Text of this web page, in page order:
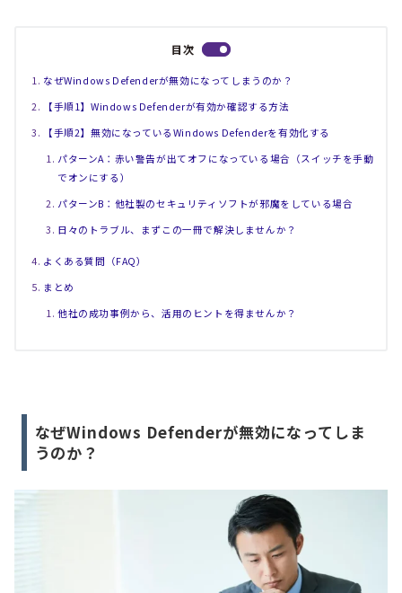
目次
なぜWindows Defenderが無効になってしまうのか？
【手順1】Windows Defenderが有効か確認する方法
【手順2】無効になっているWindows Defenderを有効化する
パターンA：赤い警告が出てオフになっている場合（スイッチを手動
でオンにする）
パターンB：他社製のセキュリティソフトが邪魔をしている場合
日々のトラブル、まずこの一冊で解決しませんか？
よくある質問（FAQ）
まとめ
他社の成功事例から、活用のヒントを得ませんか？
なぜWindows Defenderが無効になってしま
うのか？